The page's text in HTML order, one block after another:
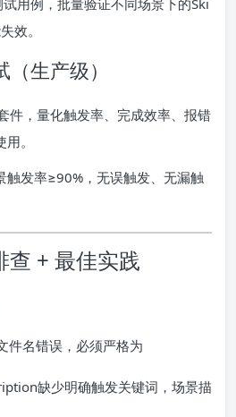
用例，批量验证不同场景下的Ski
效。
生产级）
件，量化触发率、完成效率、报错
。
触发率≥90%，无误触发、无漏触
查 + 最佳实践
件名错误，必须严格为
缺少明确触发关键词，场景描